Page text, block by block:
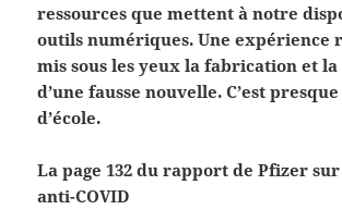
ressources que mettent à notre
outils numériques. Une expérience
mis sous les yeux la fabrication et
d’une fausse nouvelle. C’est
d’école.
La page 132 du rapport de Pfizer
anti-COVID